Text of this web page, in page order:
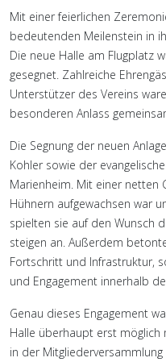
Mit einer feierlichen
bedeutenden Meilenstein in
Die neue Halle am Flugplatz
gesegnet. Zahlreiche
Unterstützer des Vereins
besonderen Anlass
Die Segnung der neuen
Kohler sowie der
Marienheim. Mit einer netten
Hühnern aufgewachsen war
spielten sie auf den Wunsch
steigen an. Außerdem
Fortschritt und Infrastruktur,
und Engagement innerhalb
Genau dieses Engagement
Halle überhaupt erst möglich
in der